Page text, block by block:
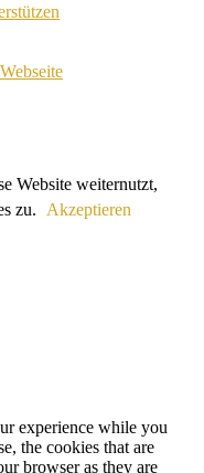
Website weiternutzt,
zu.
Akzeptieren
experience while you
the cookies that are
browser as they are